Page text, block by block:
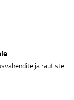
ja rautiste